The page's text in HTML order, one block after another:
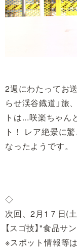
2週にわたってお
らせ渓谷鐡道」旅
トは...咲楽ちゃ
ト！ レア絶景に
なったようです。
◇
次回、2月1７日(
【スゴ技】"食品サ
※スポット情報等